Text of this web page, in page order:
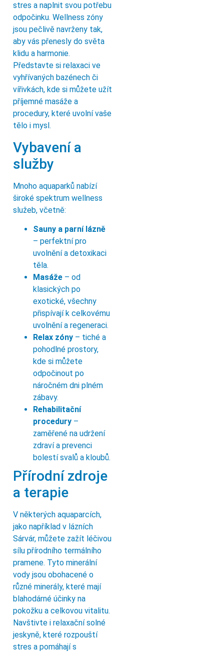
stres a naplnit svou potřebu
odpočinku. Wellness zóny
jsou pečlivě navrženy tak,
aby vás přenesly do světa
klidu a harmonie.
Představte si relaxaci ve
vyhřívaných bazénech či
vířivkách, kde si můžete užít
příjemné masáže a
procedury, které uvolní vaše
tělo i mysl.
Vybavení a
služby
Mnoho aquaparků nabízí
široké spektrum wellness
služeb, včetně:
Sauny a parní lázně
– perfektní pro
uvolnění a detoxikaci
těla.
Masáže – od
klasických po
exotické, všechny
přispívají k celkovému
uvolnění a regeneraci.
Relax zóny – tiché a
pohodlné prostory,
kde si můžete
odpočinout po
náročném dni plném
zábavy.
Rehabilitační
procedury –
zaměřené na udržení
zdraví a prevenci
bolestí svalů a kloubů.
Přírodní zdroje
a terapie
V některých aquaparcích,
jako například v lázních
Sárvár, můžete zažít léčivou
sílu přírodního termálního
pramene. Tyto minerální
vody jsou obohacené o
různé minerály, které mají
blahodárné účinky na
pokožku a celkovou vitalitu.
Navštivte i relaxační solné
jeskyně, které rozpouští
stres a pomáhají s